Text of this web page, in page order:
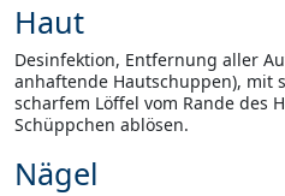
Haut
Desinfektion, Entfernung aller
anhaftende Hautschuppen), mit
scharfem Löffel vom Rande des
Schüppchen ablösen.
Nägel